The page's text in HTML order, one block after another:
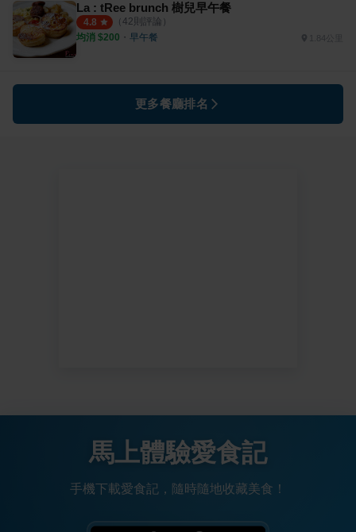
La : tRee brunch 樹兒早午餐
4.8 （ 42則評論）
均消 $200 ・ 早午餐 1.84公里
更多餐廳排名
馬上體驗愛食記
手機下載愛食記，隨時隨地收藏美食！